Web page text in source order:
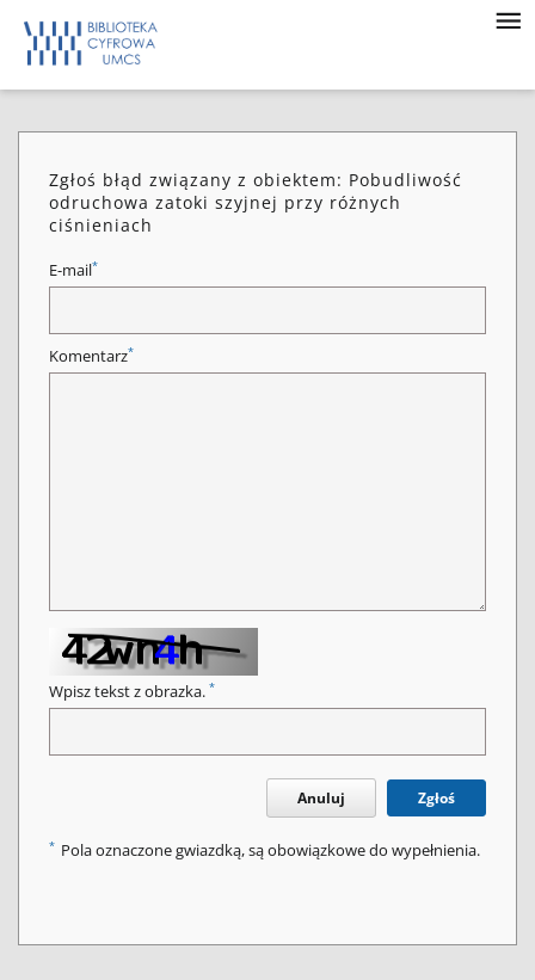
Zgłoś błąd związany z obiektem: Pobudliwość
odruchowa zatoki szyjnej przy różnych
ciśnieniach
E-mail*
Komentarz*
Wpisz tekst z obrazka. *
Anuluj Zgłoś
* Pola oznaczone gwiazdką, są obowiązkowe do wypełnienia.